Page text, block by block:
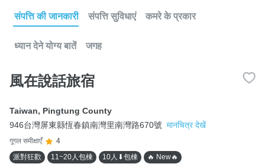
संपत्ति की जानकारी संपत्ति सुविधाएं कमरे के प्रकार
ध्यान देने योग्य बातें जगह
風在說話旅宿
Taiwan, Pingtung County
946台灣屏東縣恆春鎮南灣里南灣路670號 मानचित्र देखें
गूगल समीक्षाएँ
4
派對狂歡
11~20人包棟 10人⬇包棟 🔥 New🔥